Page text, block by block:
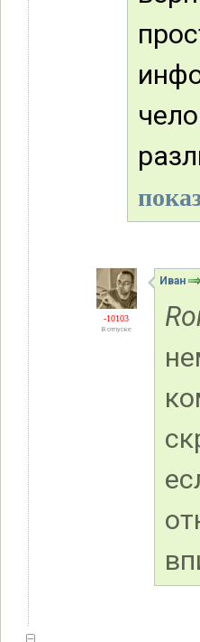
-10103
В отпуске
Иван